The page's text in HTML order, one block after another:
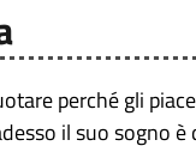
perché gli
il suo sogno